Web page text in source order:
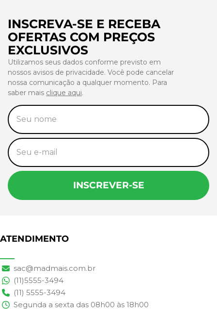
INSCREVA-SE E RECEBA
OFERTAS COM PREÇOS
EXCLUSIVOS
Utilizamos seus dados conforme previsto em
nossos avisos de privacidade. Você pode cancelar
nossa comunicação a qualquer momento. Para
saber mais clique aqui.
INSCREVER-SE
ATENDIMENTO
sac@madmais.com.br
(11)5555-3494
(11) 5555-3494
Segunda a sexta das 08h00 às 18h00